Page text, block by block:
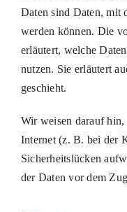
Daten sind Daten, mit
werden können. Die
erläutert, welche
nutzen. Sie erläutert
geschieht.
Wir weisen darauf hin,
Internet (z. B. bei der
Sicherheitslücken
der Daten vor dem